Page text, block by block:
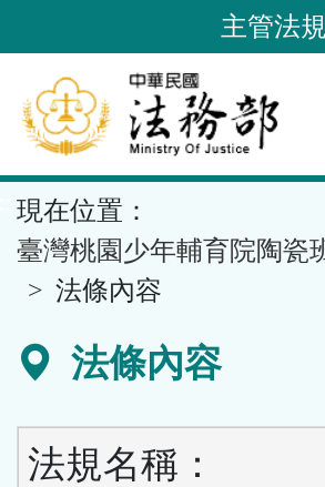
到
要
內
容
區
塊
主管法
現在位置：
臺灣桃園少年輔育院陶瓷
法條內容
法條內容
法規名稱：